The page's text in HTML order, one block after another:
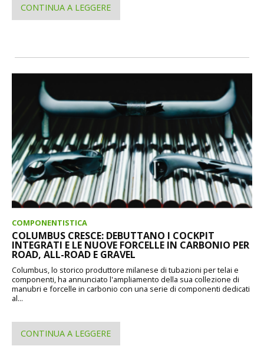
CONTINUA A LEGGERE
COMPONENTISTICA
COLUMBUS CRESCE: DEBUTTANO I COCKPIT
INTEGRATI E LE NUOVE FORCELLE IN CARBONIO PER
ROAD, ALL-ROAD E GRAVEL
Columbus, lo storico produttore milanese di tubazioni per telai e
componenti, ha annunciato l'ampliamento della sua collezione di
manubri e forcelle in carbonio con una serie di componenti dedicati
al...
CONTINUA A LEGGERE